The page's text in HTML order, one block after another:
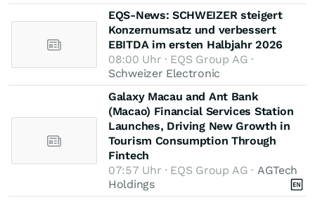
EQS-News: SCHWEIZER steigert
Konzernumsatz und verbessert
EBITDA im ersten Halbjahr 2026
08:00 Uhr · EQS Group AG ·
Schweizer Electronic
Galaxy Macau and Ant Bank
(Macao) Financial Services Station
Launches, Driving New Growth in
Tourism Consumption Through
Fintech
07:57 Uhr · EQS Group AG · AGTech
Holdings